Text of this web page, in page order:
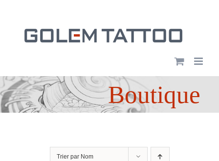
contenu
Boutique
Trier par Nom